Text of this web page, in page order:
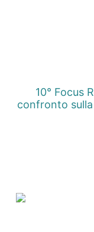
10° Focus
confronto